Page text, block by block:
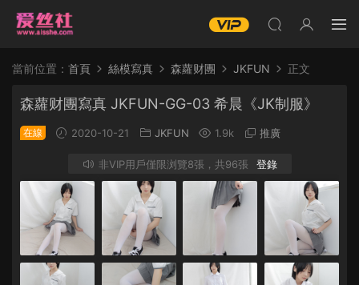
當前位置： 首頁 絲模寫真 森蘿财團 JKFUN 正文
森蘿财團寫真 JKFUN-GG-03 希晨《JK制服》
在線 2020-10-21 JKFUN 1.9k 推廣
非VIP用戶僅限浏覽8張，共96張 登錄